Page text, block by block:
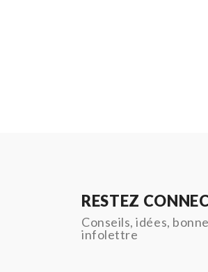
RESTEZ
Conseils, idées,
infolettre